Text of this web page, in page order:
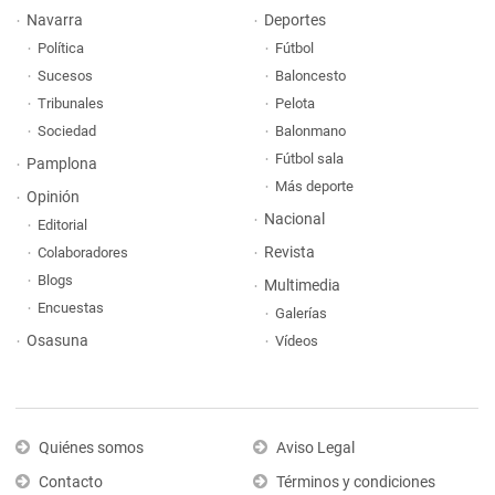
Navarra
Política
Sucesos
Tribunales
Sociedad
Pamplona
Opinión
Editorial
Colaboradores
Blogs
Encuestas
Osasuna
Deportes
Fútbol
Baloncesto
Pelota
Balonmano
Fútbol sala
Más deporte
Nacional
Revista
Multimedia
Galerías
Vídeos
Quiénes somos
Contacto
Aviso Legal
Términos y condiciones